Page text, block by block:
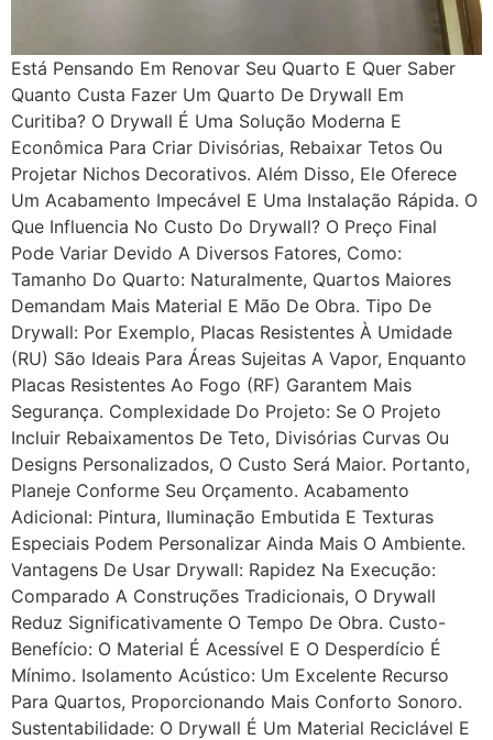
Está Pensando Em Renovar Seu Quarto E Quer Saber
Quanto Custa Fazer Um Quarto De Drywall Em
Curitiba? O Drywall É Uma Solução Moderna E
Econômica Para Criar Divisórias, Rebaixar Tetos Ou
Projetar Nichos Decorativos. Além Disso, Ele Oferece
Um Acabamento Impecável E Uma Instalação Rápida. O
Que Influencia No Custo Do Drywall? O Preço Final
Pode Variar Devido A Diversos Fatores, Como:
Tamanho Do Quarto: Naturalmente, Quartos Maiores
Demandam Mais Material E Mão De Obra. Tipo De
Drywall: Por Exemplo, Placas Resistentes À Umidade
(RU) São Ideais Para Áreas Sujeitas A Vapor, Enquanto
Placas Resistentes Ao Fogo (RF) Garantem Mais
Segurança. Complexidade Do Projeto: Se O Projeto
Incluir Rebaixamentos De Teto, Divisórias Curvas Ou
Designs Personalizados, O Custo Será Maior. Portanto,
Planeje Conforme Seu Orçamento. Acabamento
Adicional: Pintura, Iluminação Embutida E Texturas
Especiais Podem Personalizar Ainda Mais O Ambiente.
Vantagens De Usar Drywall: Rapidez Na Execução:
Comparado A Construções Tradicionais, O Drywall
Reduz Significativamente O Tempo De Obra. Custo-
Benefício: O Material É Acessível E O Desperdício É
Mínimo. Isolamento Acústico: Um Excelente Recurso
Para Quartos, Proporcionando Mais Conforto Sonoro.
Sustentabilidade: O Drywall É Um Material Reciclável E